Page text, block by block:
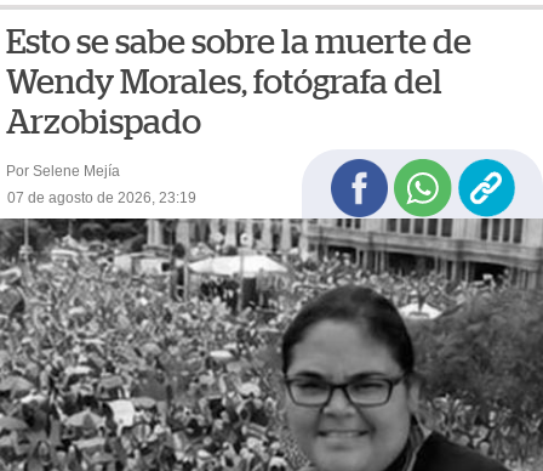
Esto se sabe sobre la muerte de
Wendy Morales, fotógrafa del
Arzobispado
Por Selene Mejía
07 de agosto de 2026, 23:19